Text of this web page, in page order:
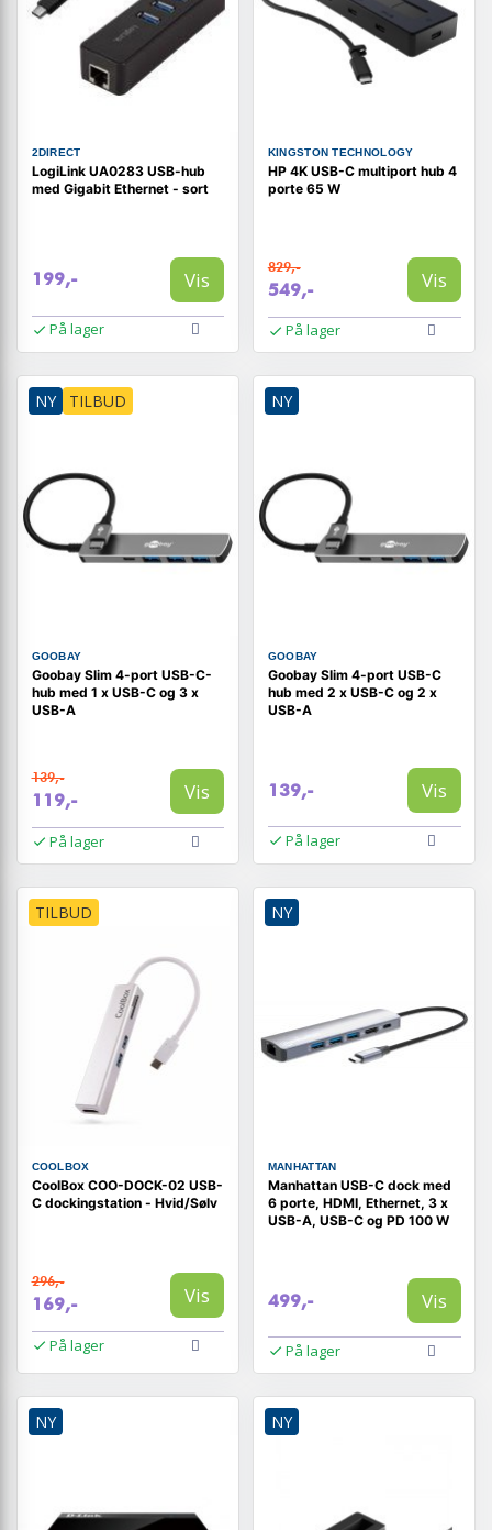
2DIRECT
LogiLink UA0283 USB-hub
med Gigabit Ethernet - sort
199,- Vis
På lager
KINGSTON TECHNOLOGY
HP 4K USB-C multiport hub 4
porte 65 W
829,-
549,- Vis
På lager
NY TILBUD
GOOBAY
Goobay Slim 4-port USB-C-
hub med 1 x USB-C og 3 x
USB-A
139,-
119,- Vis
På lager
NY
GOOBAY
Goobay Slim 4-port USB-C
hub med 2 x USB-C og 2 x
USB-A
139,- Vis
På lager
TILBUD
COOLBOX
CoolBox COO-DOCK-02 USB-
C dockingstation - Hvid/Sølv
296,-
169,- Vis
På lager
NY
MANHATTAN
Manhattan USB-C dock med
6 porte, HDMI, Ethernet, 3 x
USB-A, USB-C og PD 100 W
499,- Vis
På lager
NY NY